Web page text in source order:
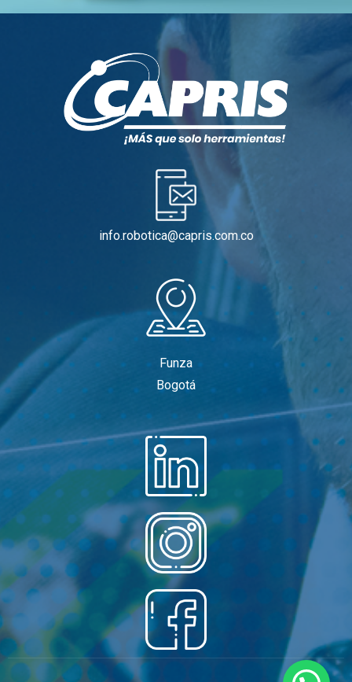
info.robotica@capris.com.co
Funza
Bogotá